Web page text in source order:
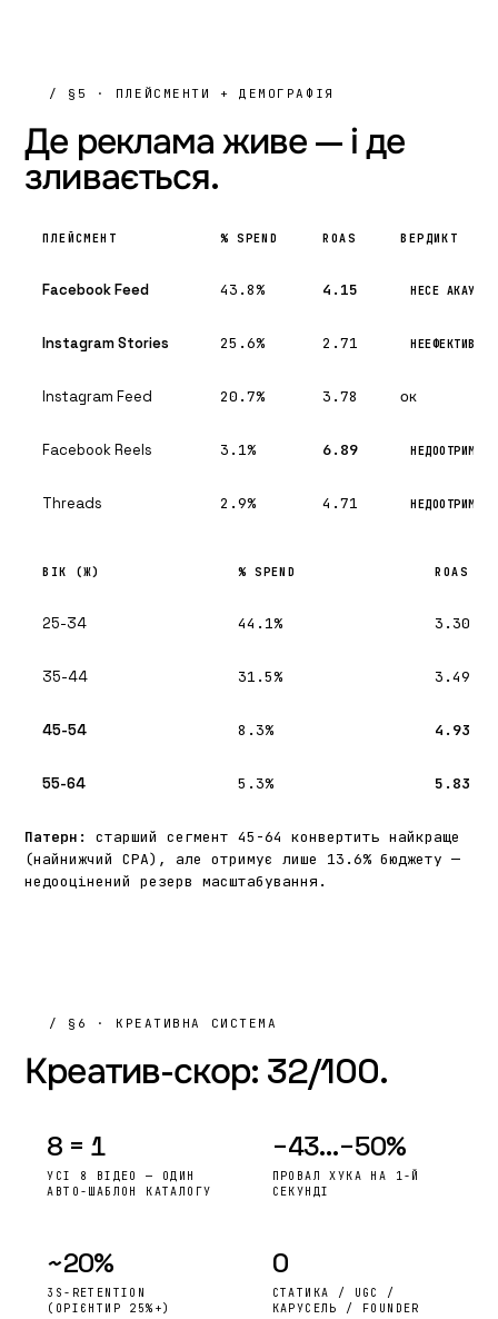
F11 Воронка
Головний обрив ATC →
F12 Білінг
F13 Зміни
Надмірне ручне втручання
інкрементальний.
F15 Гігієна
6 «ACTIVE» трафік-кампаній
перевірити (Catalog API
/ §5 · ПЛЕЙСМЕНТИ + ДЕМОГРАФІЯ
Де реклама живе — і де
зливається.
ПЛЕЙСМЕНТ % SPEND ROAS ВЕРДИКТ
Facebook Feed 43.8% 4.15 НЕСЕ АКАУНТ
Instagram Stories 25.6% 2.71
Instagram Feed 20.7% 3.78 ок
Facebook Reels 3.1% 6.89 НЕДООТРИМУЄ
Threads 2.9% 4.71 НЕДООТРИМУЄ
ВІК (Ж) % SPEND ROAS
25-34 44.1% 3.30
35-44 31.5% 3.49
45-54 8.3% 4.93
55-64 5.3% 5.83
Патерн:
старший сегмент 45-64 конвертить найкраще
(найнижчий CPA), але отримує лише 13.6% бюджету —
недооцінений резерв масштабування.
/ §6 · КРЕАТИВНА СИСТЕМА
Креатив-скор: 32/100.
8 = 1
УСІ 8 ВІДЕО — ОДИН
АВТО-ШАБЛОН КАТАЛОГУ
−43…−50%
ПРОВАЛ ХУКА НА 1-Й
СЕКУНДІ
~20%
3S-RETENTION
(ОРІЄНТИР 25%+)
0
СТАТИКА / UGC /
КАРУСЕЛЬ / FOUNDER